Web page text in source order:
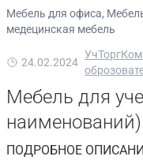
Мебель для офиса,
медецинская мебель
24.02.2024
Мебель для
наименований)
ПОДРОБНОЕ